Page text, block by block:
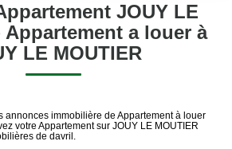
LOCATIVE
LOCATIVE
AGENCE
Surface min
JOUY LE
Appartement a louer à
LE MOUTIER
annonces immobilière de Appartement à louer
votre Appartement sur JOUY LE MOUTIER
de davril.